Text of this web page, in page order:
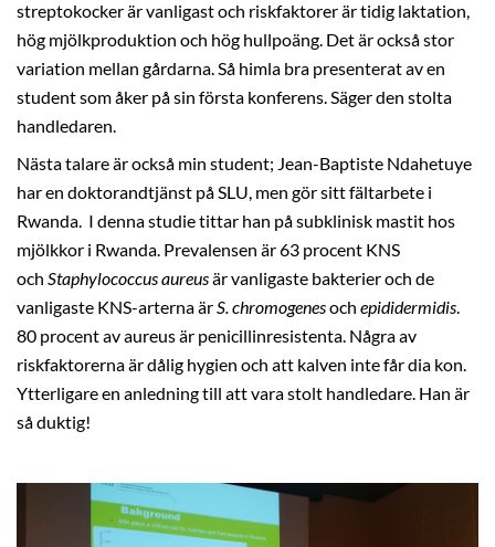
streptokocker är vanligast och riskfaktorer är tidig laktation,
hög mjölkproduktion och hög hullpoäng. Det är också stor
variation mellan gårdarna. Så himla bra presenterat av en
student som åker på sin första konferens. Säger den stolta
handledaren.
Nästa talare är också min student; Jean-Baptiste Ndahetuye
har en doktorandtjänst på SLU, men gör sitt fältarbete i
Rwanda. I denna studie tittar han på subklinisk mastit hos
mjölkkor i Rwanda. Prevalensen är 63 procent KNS
och Staphylococcus aureusär vanligaste bakterier och de
vanligaste KNS-arterna ärS. chromogenesoch epididermidis.
80 procent av aureus är penicillinresistenta. Några av
riskfaktorerna är dålig hygien och att kalven inte får dia kon.
Ytterligare en anledning till att vara stolt handledare. Han är
så duktig!